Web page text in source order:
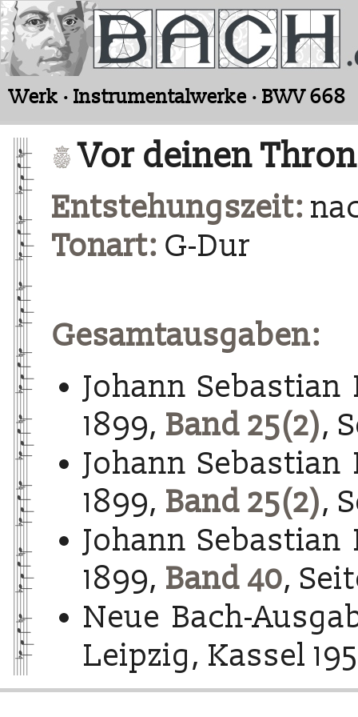
Werk · Instrumentalwerke · BWV 668
Vor deinen
Entstehungszeit:
Tonart: G-Dur
Gesamtausgaben:
Johann Sebastian
1899, Band 25(2),
Johann Sebastian
1899, Band 25(2),
Johann Sebastian
1899, Band 40,
Neue Bach-
Leipzig, Kassel